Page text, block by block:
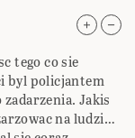
tego co sie
byl policjantem
Jakis
na ludzi…